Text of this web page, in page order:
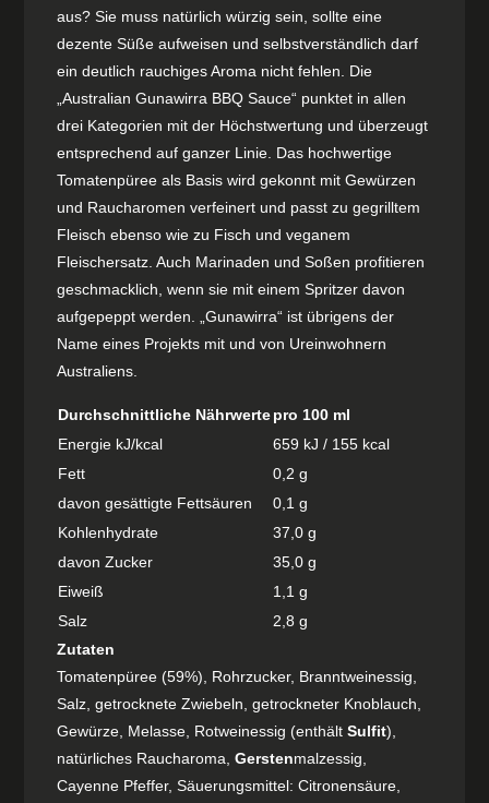
aus? Sie muss natürlich würzig sein, sollte eine
dezente Süße aufweisen und selbstverständlich darf
ein deutlich rauchiges Aroma nicht fehlen. Die
„Australian Gunawirra BBQ Sauce“ punktet in allen
drei Kategorien mit der Höchstwertung und überzeugt
entsprechend auf ganzer Linie. Das hochwertige
Tomatenpüree als Basis wird gekonnt mit Gewürzen
und Raucharomen verfeinert und passt zu gegrilltem
Fleisch ebenso wie zu Fisch und veganem
Fleischersatz. Auch Marinaden und Soßen profitieren
geschmacklich, wenn sie mit einem Spritzer davon
aufgepeppt werden. „Gunawirra“ ist übrigens der
Name eines Projekts mit und von Ureinwohnern
Australiens.
Durchschnittliche Nährwertepro 100 ml
Energie kJ/kcal
659 kJ / 155 kcal
Fett
0,2 g
davon gesättigte Fettsäuren
0,1 g
Kohlenhydrate
37,0 g
davon Zucker
35,0 g
Eiweiß
1,1 g
Salz
2,8 g
Zutaten
Tomatenpüree (59%), Rohrzucker, Branntweinessig,
Salz, getrocknete Zwiebeln, getrockneter Knoblauch,
Gewürze, Melasse, Rotweinessig (enthältSulfit),
natürliches Raucharoma,Gerstenmalzessig,
Cayenne Pfeffer, Säuerungsmittel: Citronensäure,